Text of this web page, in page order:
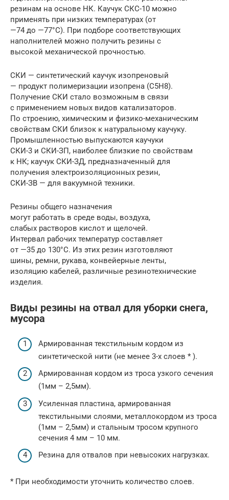
резинам на основе НК. Каучук СКС-10 можно
применять при низких температурах (от
—74 до —77°С). При подборе соответствующих
наполнителей можно получить резины с
высокой механической прочностью.
СКИ — синтетический каучук изопреновый
— продукт полимеризации изопрена (С5Н8).
Получение СКИ стало возможным в связи
с применением новых видов катализаторов.
По строению, химическим и физико-механическим
свойствам СКИ близок к натуральному каучуку.
Промышленностью выпускаются каучуки
СКИ-3 и СКИ-ЗП, наиболее близкие по свойствам
к НК; каучук СКИ-ЗД, предназначенный для
получения электроизоляционных резин,
СКИ-ЗВ — для вакуумной техники.
Резины общего назначения
могут работать в среде воды, воздуха,
слабых растворов кислот и щелочей.
Интервал рабочих температур составляет
от —35 до 130°С. Из этих резин изготовляют
шины, ремни, рукава, конвейерные ленты,
изоляцию кабелей, различные резинотехнические
изделия.
Виды резины на отвал для уборки снега,
мусора
Армированная текстильным кордом из
синтетической нити (не менее 3-х слоев * ).
Армированная кордом из троса узкого сечения
(1мм – 2,5мм).
Усиленная пластина, армированная
текстильными слоями, металлокордом из троса
(1мм – 2,5мм) и стальным тросом крупного
сечения 4 мм – 10 мм.
Резина для отвалов при невысоких нагрузках.
* При необходимости уточнить количество слоев.